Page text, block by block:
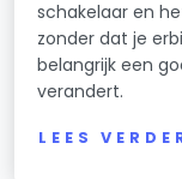
schakelaar en
zonder dat je
belangrijk een
verandert.
LEES